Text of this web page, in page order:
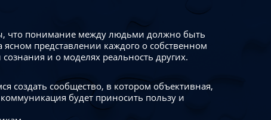
что понимание между людьми должно быть
ясном представлении каждого о собственном
и о моделях реальность других.
создать сообщество, в котором объективная,
будет приносить пользу и